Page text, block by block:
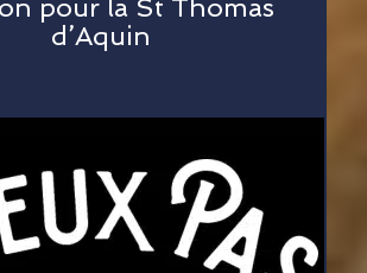
pour la St Thomas
d’Aquin